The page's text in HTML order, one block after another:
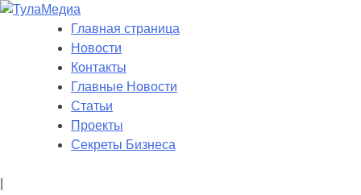
Skip
Новости Тулы
Главная страница
Новости
Контакты
Главные Новости
Статьи
Проекты
Секреты Бизнеса